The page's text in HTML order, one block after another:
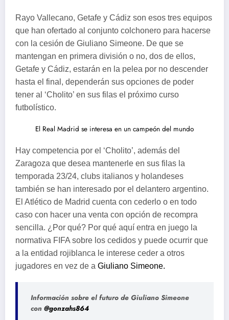
Rayo Vallecano, Getafe y Cádiz son esos tres equipos
que han ofertado al conjunto colchonero para hacerse
con la cesión de Giuliano Simeone. De que se
mantengan en primera división o no, dos de ellos,
Getafe y Cádiz, estarán en la pelea por no descender
hasta el final, dependerán sus opciones de poder
tener al ‘Cholito’ en sus filas el próximo curso
futbolístico.
El Real Madrid se interesa en un campeón del mundo
Hay competencia por el ‘Cholito’, además del
Zaragoza que desea mantenerle en sus filas la
temporada 23/24, clubs italianos y holandeses
también se han interesado por el delantero argentino.
El Atlético de Madrid cuenta con cederlo o en todo
caso con hacer una venta con opción de recompra
sencilla. ¿Por qué? Por qué aquí entra en juego la
normativa FIFA sobre los cedidos y puede ocurrir que
a la entidad rojiblanca le interese ceder a otros
jugadores en vez de a Giuliano Simeone.
Información sobre el futuro de Giuliano Simeone
con @gonzahs864